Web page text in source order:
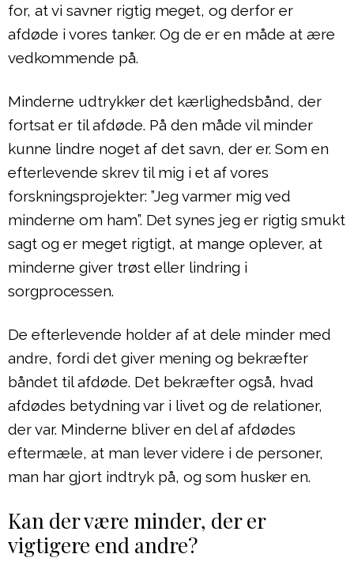
for, at vi savner rigtig meget, og derfor er
afdøde i vores tanker. Og de er en måde at ære
vedkommende på.
Minderne udtrykker det kærlighedsbånd, der
fortsat er til afdøde. På den måde vil minder
kunne lindre noget af det savn, der er. Som en
efterlevende skrev til mig i et af vores
forskningsprojekter: ”Jeg varmer mig ved
minderne om ham”. Det synes jeg er rigtig smukt
sagt og er meget rigtigt, at mange oplever, at
minderne giver trøst eller lindring i
sorgprocessen.
De efterlevende holder af at dele minder med
andre, fordi det giver mening og bekræfter
båndet til afdøde. Det bekræfter også, hvad
afdødes betydning var i livet og de relationer,
der var. Minderne bliver en del af afdødes
eftermæle, at man lever videre i de personer,
man har gjort indtryk på, og som husker en.
Kan der være minder, der er
vigtigere end andre?